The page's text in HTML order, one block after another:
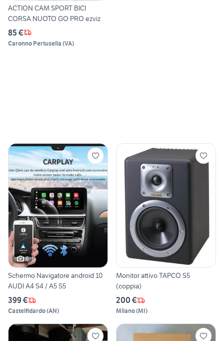
ACTION CAM SPORT BICI
CORSA NUOTO GO PRO ezviz
85 €
Caronno Pertusella (VA)
6
Schermo Navigatore android 10
AUDI A4 S4 / A5 S5
399 €
Castelfidardo(AN)
Monitor attivo TAPCO S5
(coppia)
200 €
Milano(MI)